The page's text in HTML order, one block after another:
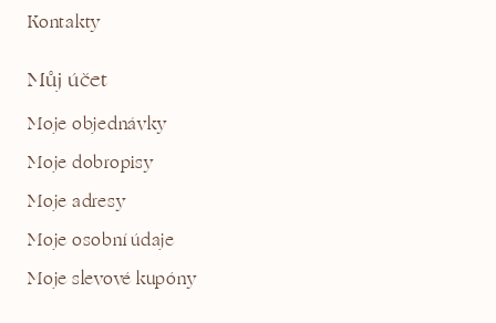
Kontakty
Můj účet
Moje objednávky
Moje dobropisy
Moje adresy
Moje osobní údaje
Moje slevové kupóny